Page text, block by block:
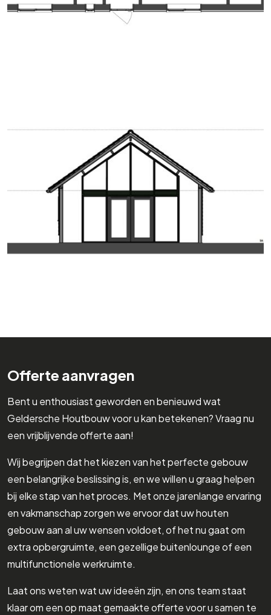
Offerte aanvragen
Bent u enthousiast geworden en benieuwd wat
Geldersche Houtbouw voor u kan betekenen? Vraag nu
een vrijblijvende offerte aan!
Wij begrijpen dat het kiezen van het perfecte gebouw
een belangrijke beslissing is, en we willen u graag helpen
bij elke stap van het proces. Met onze jarenlange ervaring
en vakmanschap zorgen we ervoor dat uw houten
gebouw aan al uw wensen voldoet, of het nu gaat om
extra opbergruimte, een gezellige buitenlounge of een
multifunctionele werkruimte.
Laat ons weten wat uw ideeën zijn, en ons team staat
klaar om een op maat gemaakte offerte voor u samen te